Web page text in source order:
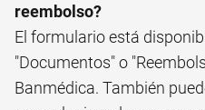
reembolso?
El formulario está
"Documentos" o
Banmédica. También